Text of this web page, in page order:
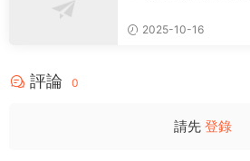
2025-10-16
評論 0
請先 登錄